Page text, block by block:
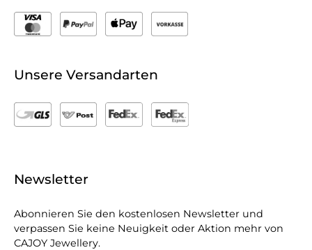
Unsere Versandarten
Newsletter
Abonnieren Sie den kostenlosen Newsletter und
verpassen Sie keine Neuigkeit oder Aktion mehr von
CAJOY Jewellery.